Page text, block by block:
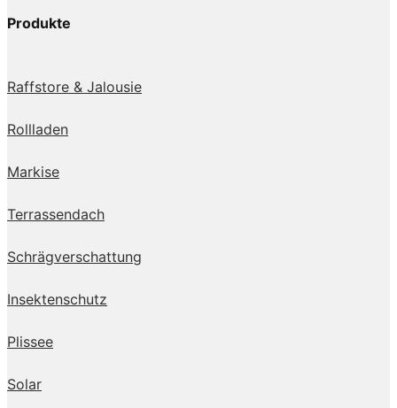
Produkte
Raffstore & Jalousie
Rollladen
Markise
Terrassendach
Schrägverschattung
Insektenschutz
Plissee
Solar